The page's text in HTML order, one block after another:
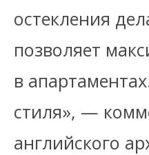
остекления
позволяет
в
стиля», —
английского